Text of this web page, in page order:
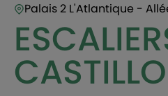
Palais 2 L'Atlantique -